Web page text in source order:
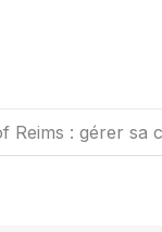
Reims : gérer sa